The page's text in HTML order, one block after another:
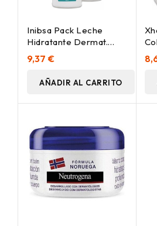
Inibsa Pack Leche
Hidratante Dermat.
2X500Ml.
9,37 €
AÑADIR AL CARRITO